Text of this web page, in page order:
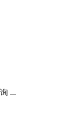
...